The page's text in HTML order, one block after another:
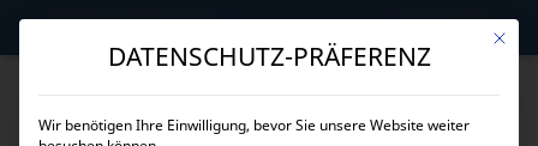
→ Mit
DATENSCHUTZ-PRÄFERENZ
Wir benötigen Ihre Einwilligung, bevor Sie unsere Website weiter